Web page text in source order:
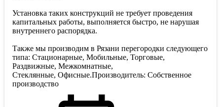
Установка таких конструкций не требует проведения
капитальных работы, выполняется быстро, не нарушая
внутреннего распорядка.
Также мы производим в Рязани перегородки следующего
типа: Стационарные, Мобильные, Торговые,
Раздвижные, Межкомнатные,
Стеклянные, Офисные.Производитель: Собственное
производство